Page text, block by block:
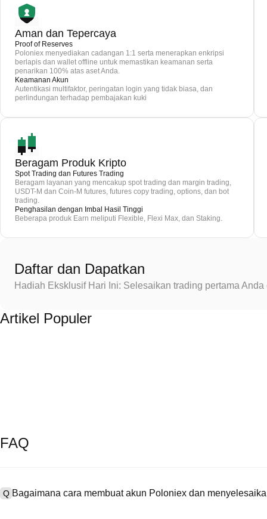
Aman dan Tepercaya
Proof of Reserves
Poloniex menyediakan cadangan 1:1 serta menerapkan enkripsi
berlapis dan wallet offline untuk memastikan keamanan serta
penarikan 100% atas aset Anda.
Keamanan Akun
Autentikasi multifaktor, peringatan login yang tidak biasa, dan
perlindungan terhadap pembajakan kuki
Beragam Produk Kripto
Spot Trading dan Futures Trading
Beragam layanan yang mencakup spot trading dan margin trading,
USDT-M dan Coin-M futures, futures copy trading, options, dan bot
trading.
Penghasilan dengan Imbal Hasil Tinggi
Beberapa produk Earn meliputi Flexible, Flexi Max, dan Staking.
Daftar dan Dapatkan
Hadiah Eksklusif Hari Ini: Selesaikan trading pertama
Artikel Populer
FAQ
Q Bagaimana cara membuat akun Poloniex dan